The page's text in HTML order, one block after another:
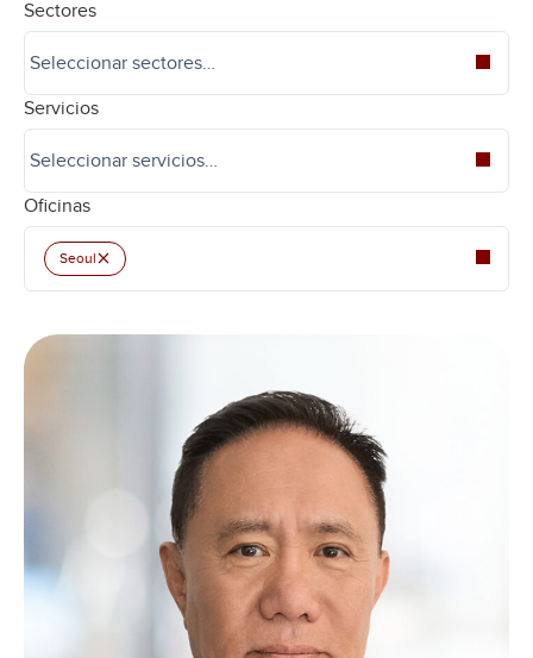
Sectores
Servicios
Oficinas
Seoul×